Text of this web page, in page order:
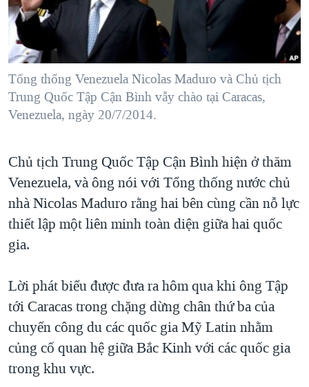
"Tìm"NGƯỜI VIỆT HẢI NGOẠI
KINH TẾ
KHOA HỌC
SỨC KHOẺ
THỂ THAO
GIÁO DỤC
TẠI
HÀNH TRÌNH BẦU CỬ 2024
MỘT NĂM CHIẾN TRANH TẠI DẢI GAZA
GIẢI MÃ VÀNH ĐAI & CON ĐƯỜNG
NGÀY TỊ NẠN THẾ GIỚI
CHI PHÍ CHIẾN TRANH AFGHANISTAN
CÁC GIÁ TRỊ CỘNG HÒA Ở VIỆT NAM
THƯỢNG ĐỈNH TRUMP-KIM TẠI VIỆT NAM
TRỊNH VĨNH BÌNH VS. CHÍNH PHỦ VIỆT NAM
BÊN KIA QUỐC LỘ: TIẾNG VỌNG TỪ NÔNG THÔN MỸ
QUAN HỆ VIỆT MỸ
VIDEO
NGHE
MẠNG XÃ HỘI
Tổng thống Venezuela Nicolas Maduro và Chủ tịch
Trung Quốc Tập Cận Bình vẫy chào tại Caracas,
Venezuela, ngày 20/7/2014.
Chủ tịch Trung Quốc Tập Cận Bình hiện ở thăm
Venezuela, và ông nói với Tổng thống nước chủ
nhà Nicolas Maduro rằng hai bên cùng cần nỗ lực
thiết lập một liên minh toàn diện giữa hai quốc
gia.
Lời phát biểu được đưa ra hôm qua khi ông Tập
tới Caracas trong chặng dừng chân thứ ba của
chuyến công du các quốc gia Mỹ Latin nhằm
củng cố quan hệ giữa Bắc Kinh với các quốc gia
trong khu vực.